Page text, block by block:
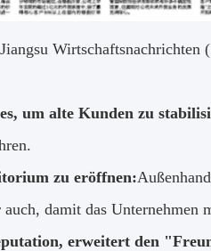
Wirtschaftsnachrichten
um alte Kunden zu
zu eröffnen:
damit das Unternehmen
erweitert den